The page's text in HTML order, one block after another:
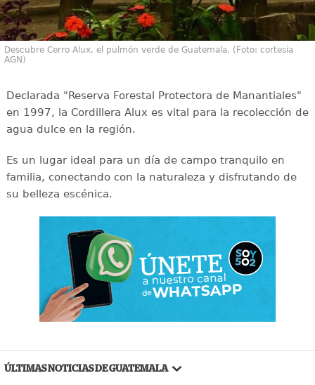
Descubre Cerro Alux, el pulmón verde de Guatemala. (Foto: cortesía
AGN)
Declarada "Reserva Forestal Protectora de Manantiales"
en 1997, la Cordillera Alux es vital para la recolección de
agua dulce en la región.
Es un lugar ideal para un día de campo tranquilo en
familia, conectando con la naturaleza y disfrutando de
su belleza escénica.
ÚLTIMAS NOTICIAS DE GUATEMALA